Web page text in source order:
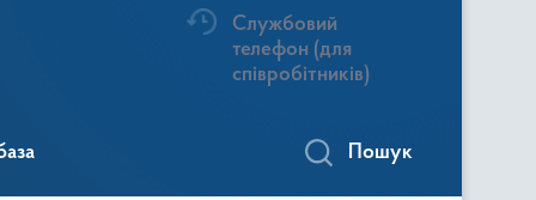
Службовий
телефон (для
співробітників)
Пошук